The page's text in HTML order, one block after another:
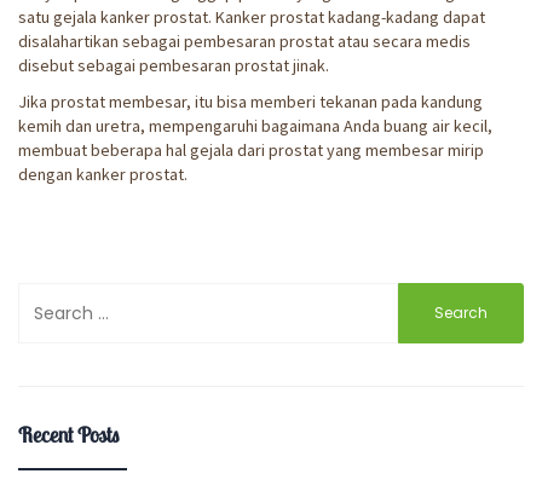
satu gejala kanker prostat. Kanker prostat kadang-kadang dapat
disalahartikan sebagai pembesaran prostat atau secara medis
disebut sebagai pembesaran prostat jinak.
Jika prostat membesar, itu bisa memberi tekanan pada kandung
kemih dan uretra, mempengaruhi bagaimana Anda buang air kecil,
membuat beberapa hal gejala dari prostat yang membesar mirip
dengan kanker prostat.
for:
Recent Posts